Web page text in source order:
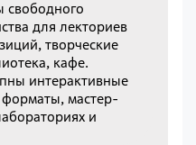
свободного
для лекториев
творческие
кафе.
интерактивные
мастер-
и